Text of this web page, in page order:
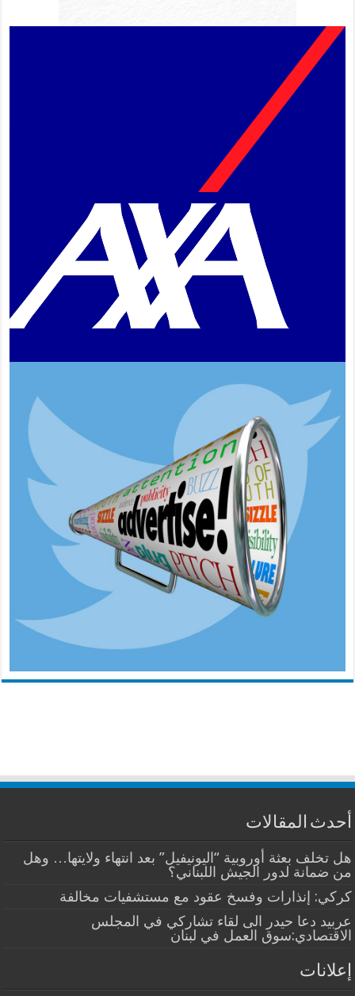
أحدث المقالات
هل تخلف بعثة أوروبية “اليونيفيل” بعد انتهاء ولايتها… وهل
من ضمانة لدور الجيش اللبناني؟
كركي: إنذارات وفسخ عقود مع مستشفيات مخالفة
عربيد دعا حيدر الى لقاء تشاركي في المجلس
الاقتصادي:سوق العمل في لبنان
إعلانات